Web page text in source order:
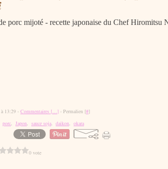
13:29 - Commentaires […] - Permalien [#]
porc, Japon, sauce soja, daikon, okara
0 vote